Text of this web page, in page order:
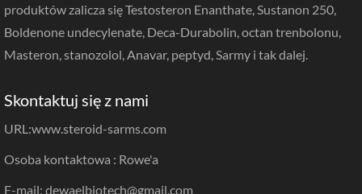
produktów zalicza się Testosteron Enanthate, Sustanon 250,
Boldenone undecylenate, Deca-Durabolin, octan trenbolonu,
Masteron, stanozolol, Anavar, peptyd, Sarmy i tak dalej.
Skontaktuj się z nami
URL:www.steroid-sarms.com
Osoba kontaktowa : Rowe'a
E-mail: dewaelbiotech@gmail.com